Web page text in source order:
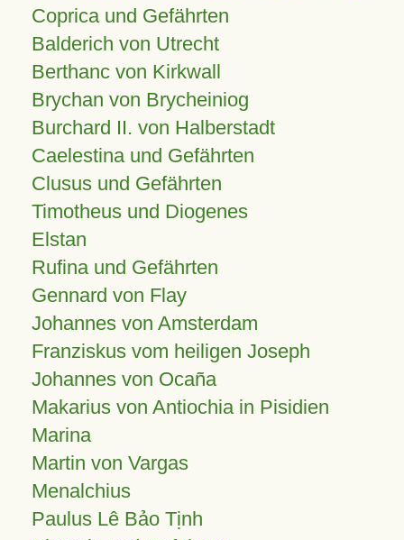
Coprica und Gefährten
Balderich von Utrecht
Berthanc von Kirkwall
Brychan von Brycheiniog
Burchard II. von Halberstadt
Caelestina und Gefährten
Clusus und Gefährten
Timotheus und Diogenes
Elstan
Rufina und Gefährten
Gennard von Flay
Johannes von Amsterdam
Franziskus vom heiligen Joseph
Johannes von Ocaña
Makarius von Antiochia in Pisidien
Marina
Martin von Vargas
Menalchius
Paulus Lê Bảo Tịnh